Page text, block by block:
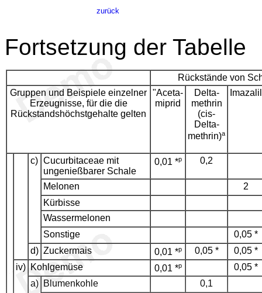
zurück
Fortsetzung der Tabelle
Rückstände von
Gruppen und Beispiele einzelner
Erzeugnisse, für die die
Rückstandshöchstgehalte gelten
"Aceta-
miprid
Delta-
methrin
(cis-
Delta-
methrin)a
Imazalil
c) Cucurbitaceae mit
ungenießbarer Schale
0,01 *p 0,2
Melonen
2
Kürbisse
Wassermelonen
Sonstige
0,05 *
d) Zuckermais 0,01 *p 0,05 *
0,05 *
iv) Kohlgemüse 0,01 *p
0,05 *
a) Blumenkohle
0,1